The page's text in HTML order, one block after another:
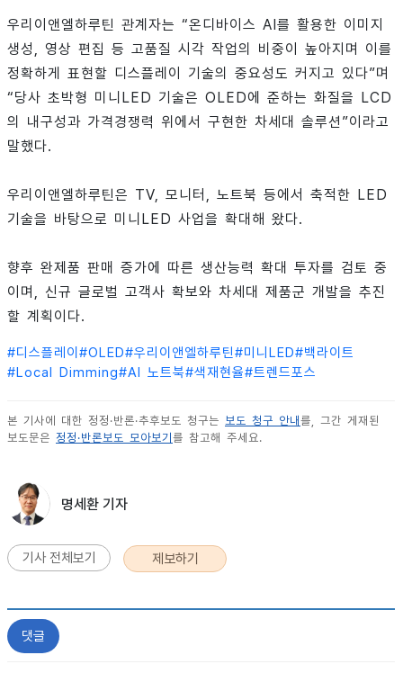
우리이앤엘하루틴 관계자는 “온디바이스 AI를 활용한 이미지
생성, 영상 편집 등 고품질 시각 작업의 비중이 높아지며 이를
정확하게 표현할 디스플레이 기술의 중요성도 커지고 있다”며
“당사 초박형 미니LED 기술은 OLED에 준하는 화질을 LCD
의 내구성과 가격경쟁력 위에서 구현한 차세대 솔루션”이라고
말했다.
우리이앤엘하루틴은 TV, 모니터, 노트북 등에서 축적한 LED
기술을 바탕으로 미니LED 사업을 확대해 왔다.
향후 완제품 판매 증가에 따른 생산능력 확대 투자를 검토 중
이며, 신규 글로벌 고객사 확보와 차세대 제품군 개발을 추진
할 계획이다.
#디스플레이 #OLED#우리이앤엘하루틴#미니LED#백라이트
#Local Dimming#AI 노트북#색재현율#트렌드포스
본 기사에 대한 정정·반론·추후보도 청구는 보도 청구 안내 를, 그간 게재된
보도문은 정정·반론보도 모아보기 를 참고해 주세요.
명세환 기자
기사 전체보기 제보하기
댓글